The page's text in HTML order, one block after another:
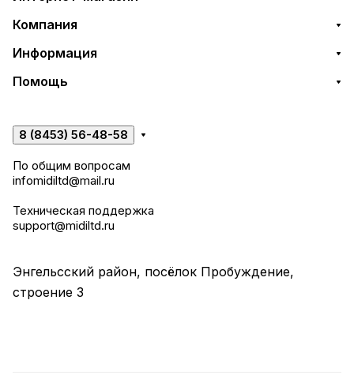
Компания
Информация
Помощь
8 (8453) 56-48-58
По общим вопросам
infomidiltd@mail.ru
Техническая поддержка
support@midiltd.ru
Энгельсский район, посёлок Пробуждение,
строение 3